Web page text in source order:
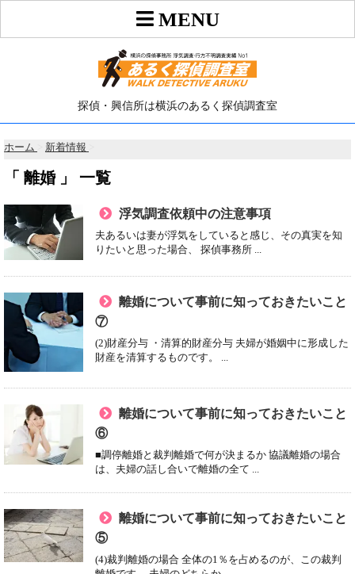
探偵・興信所は横浜のあるく探偵調査室
ホーム 新着情報
「 離婚 」 一覧
浮気調査依頼中の注意事項
夫あるいは妻が浮気をしていると感じ、その真実を知
りたいと思った場合、 探偵事務所 ...
離婚について事前に知っておきたいこと
⑦
(2)財産分与 ・清算的財産分与 夫婦が婚姻中に形成した
財産を清算するものです。 ...
離婚について事前に知っておきたいこと
⑥
■調停離婚と裁判離婚で何が決まるか 協議離婚の場合
は、夫婦の話し合いで離婚の全て ...
離婚について事前に知っておきたいこと
⑤
(4)裁判離婚の場合 全体の1％を占めるのが、この裁判